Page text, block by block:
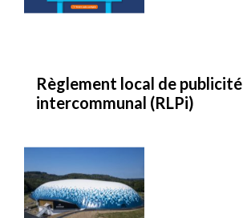
Règlement local de publicité
intercommunal (RLPi)